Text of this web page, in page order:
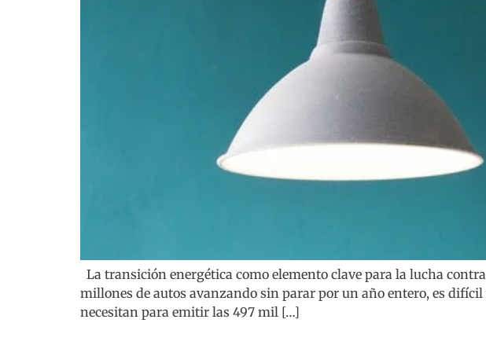
La transición energética como elemento clave para la lucha
millones de autos avanzando sin parar por un año entero, es difícil
necesitan para emitir las 497 mil […]